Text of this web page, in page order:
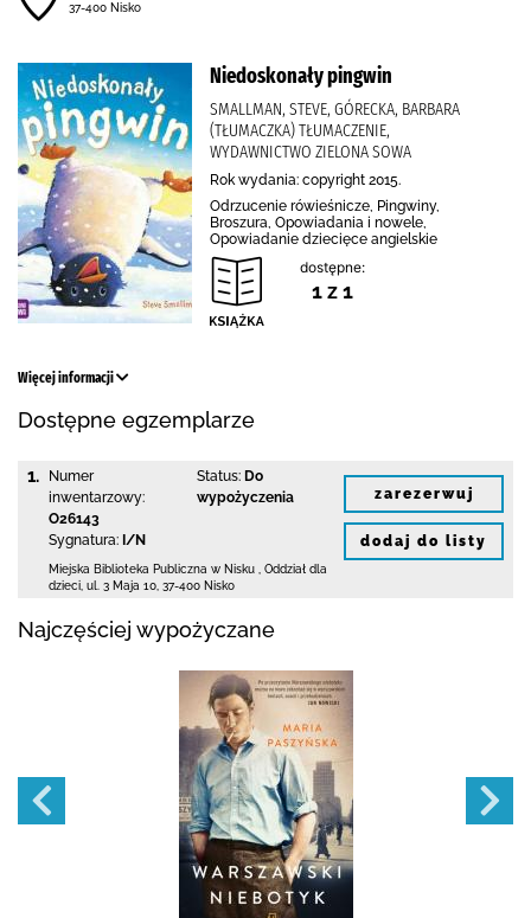
37-400 Nisko
Niedoskonały pingwin
SMALLMAN, STEVE, GÓRECKA, BARBARA
(TŁUMACZKA) TŁUMACZENIE,
WYDAWNICTWO ZIELONA SOWA
Rok wydania: copyright 2015.
Odrzucenie rówieśnicze, Pingwiny,
Broszura, Opowiadania i nowele,
Opowiadanie dziecięce angielskie
dostępne:
1 z 1
Więcej informacji
Dostępne egzemplarze
1.
Numer
inwentarzowy:
O26143
Sygnatura: I/N
Status: Do
wypożyczenia
Miejska Biblioteka Publiczna w Nisku
Oddział dla
dzieci, ul. 3 Maja 10 37-400 Nisko
zarezerwuj
dodaj do listy
Najczęściej wypożyczane